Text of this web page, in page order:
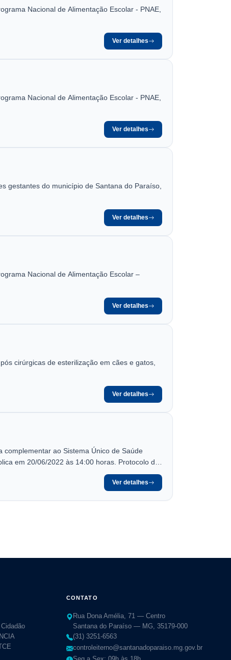
Nacional de Alimentação Escolar - PNAE,
Ver detalhes
Nacional de Alimentação Escolar - PNAE,
Ver detalhes
gestantes do município de Santana do Paraíso,
Ver detalhes
Nacional de Alimentação Escolar –
Ver detalhes
cirúrgicas de esterilização em cães e gatos,
Ver detalhes
ao Sistema Único de Saúde
em 20/06/2022 às 14:00 horas. Protocolo de
Ver detalhes
CONTATO
Rua Dona Amélia, 71 — Centro
Santana do Paraíso — MG, 35179-000
(31) 3251-6563
controleiterno@santanadoparaiso.mg.gov.br